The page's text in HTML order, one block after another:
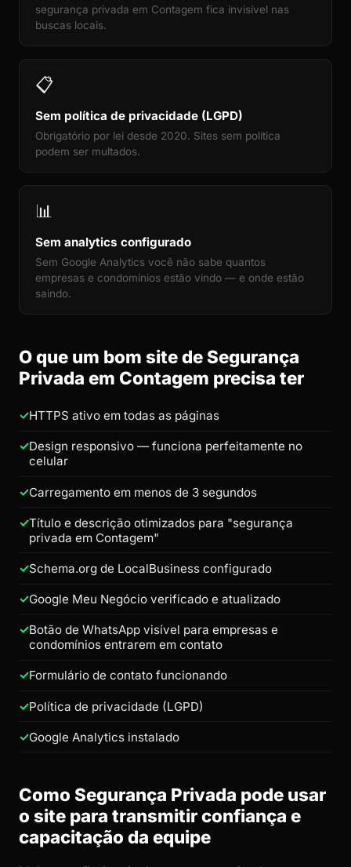
segurança privada em Contagem fica invisível nas
buscas locais.
📋
Sem política de privacidade (LGPD)
Obrigatório por lei desde 2020. Sites sem política
podem ser multados.
📊
Sem analytics configurado
Sem Google Analytics você não sabe quantos
empresas e condomínios estão vindo — e onde estão
saindo.
O que um bom site de Segurança
Privada em Contagem precisa ter
HTTPS ativo em todas as páginas
Design responsivo — funciona perfeitamente no
celular
Carregamento em menos de 3 segundos
Título e descrição otimizados para "segurança
privada em Contagem"
Schema.org de LocalBusiness configurado
Google Meu Negócio verificado e atualizado
Botão de WhatsApp visível para empresas e
condomínios entrarem em contato
Formulário de contato funcionando
Política de privacidade (LGPD)
Google Analytics instalado
Como Segurança Privada pode usar
o site para transmitir confiança e
capacitação da equipe